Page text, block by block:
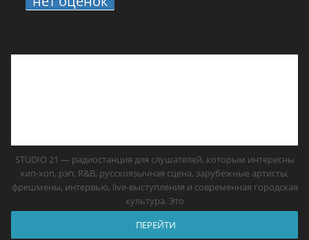
STUDIO 21 — радиостанция для слушателей, которым интересны
хип-хоп, рэп, R&B, русскоязычная сцена, зарубежные артисты,
фрешмены, интервью, live-выступления и современная городская
культура. Это
ПЕРЕЙТИ